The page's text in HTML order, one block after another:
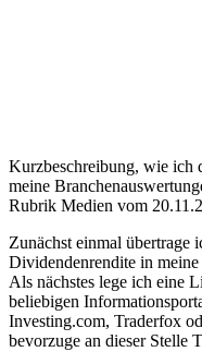
Kurzbeschreibung, wie ich
meine
Rubrik Medien vom
Zunächst einmal
Dividendenrendite in
Als nächstes lege ich eine
beliebigen
Investing.com, Traderfox
bevorzuge an dieser Stelle